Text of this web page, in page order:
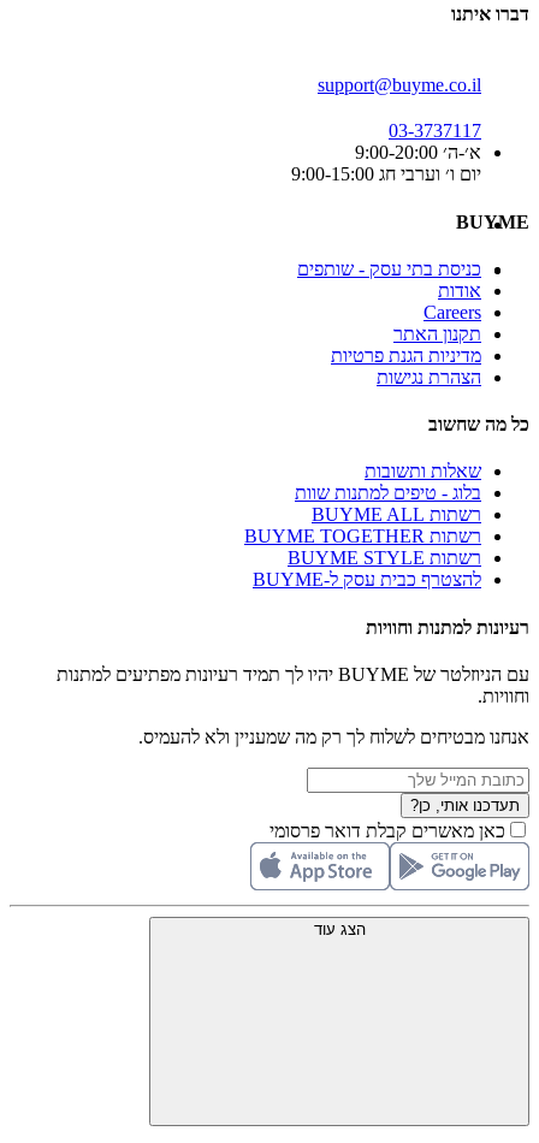
דברו איתנו
support@buyme.co.il
03-3737117
א׳-ה׳ 9:00-20:00
יום ו׳ וערבי חג 9:00-15:00
BUYME
כניסת בתי עסק - שותפים
אודות
Careers
תקנון האתר
מדיניות הגנת פרטיות
הצהרת נגישות
כל מה שחשוב
שאלות ותשובות
בלוג - טיפים למתנות שוות
רשתות BUYME ALL
רשתות BUYME TOGETHER
רשתות BUYME STYLE
להצטרף כבית עסק ל-BUYME
רעיונות למתנות וחוויות
עם הניוזלטר של BUYME יהיו לך תמיד רעיונות מפתיעים למתנות
וחוויות.
אנחנו מבטיחים לשלוח לך רק מה שמעניין ולא להעמיס.
תעדכנו אותי, כן?
כאן מאשרים קבלת דואר פרסומי
הצג עוד